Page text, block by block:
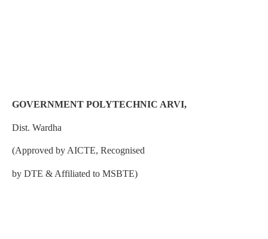
GOVERNMENT POLYTECHNIC ARVI,
Dist. Wardha
(Approved by AICTE, Recognised
by DTE & Affiliated to MSBTE)